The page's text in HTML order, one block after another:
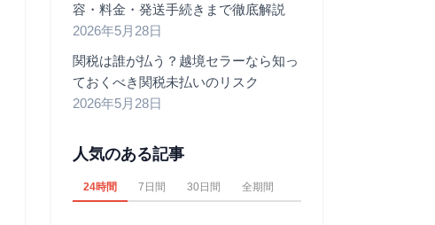
容・料金・発送手続きまで徹底解説
2026年5月28日
関税は誰が払う？越境セラーなら知っ
ておくべき関税未払いのリスク
2026年5月28日
人気のある記事
24時間 7日間 30日間 全期間